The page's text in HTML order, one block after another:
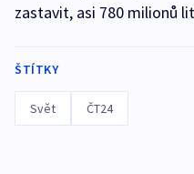
zastavit, asi 780 milionů
ŠTÍTKY
Svět ČT24